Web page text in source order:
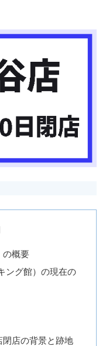
の概要
ング館）の現在の
店の背景と跡地